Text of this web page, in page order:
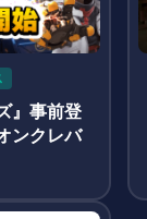
』事前登
ンクレバ